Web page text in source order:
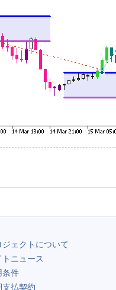
ジェクトについて
トニュース
条件
支払契約